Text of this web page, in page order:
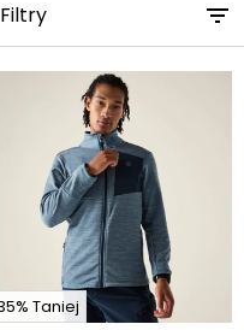
Filtry
Taniej